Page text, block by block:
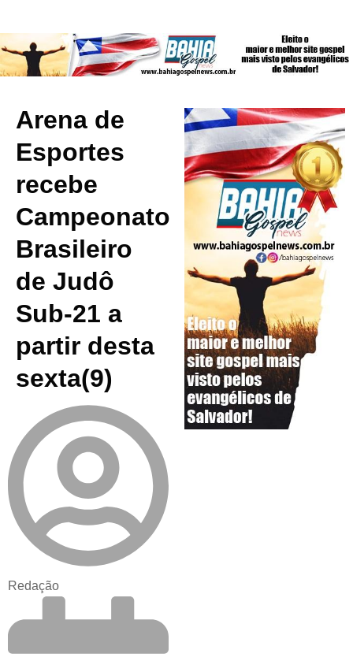
Arena de
Esportes
recebe
Campeonato
Brasileiro
de Judô
Sub-21 a
partir desta
sexta(9)
Redação